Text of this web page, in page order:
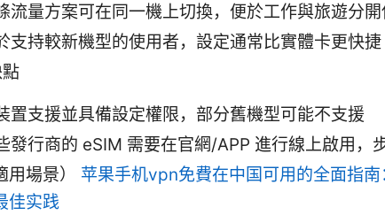
流量方案可在同一機上切換，便於工作與旅遊分開
支持較新機型的使用者，設定通常比實體卡更快捷
置支援並具備設定權限，部分舊機型可能不支援
發行商的 eSIM 需要在官網/APP 進行線上啟用，
用場景） 苹果手机vpn免費在中国可用的全面指
佳实践